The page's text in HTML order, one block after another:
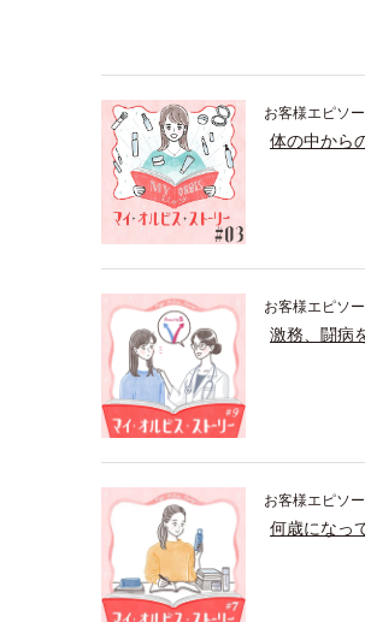
お客様エピソ
体の中から
お客様エピソ
激務、闘病
お客様エピソ
何歳になっ